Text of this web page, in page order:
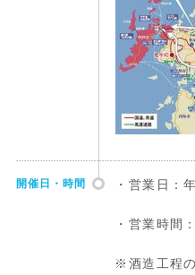
開催日・時間 ・営業日：
・営業時間
※酒造工程